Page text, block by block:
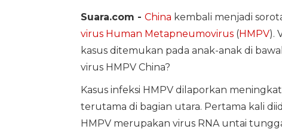
Suara.com - China kembali menjadi
virus Human Metapneumovirus(HMPV).
kasus ditemukan pada anak-anak di
virus HMPV China?
Kasus infeksi HMPV dilaporkan
terutama di bagian utara. Pertama kali
HMPV merupakan virus RNA untai